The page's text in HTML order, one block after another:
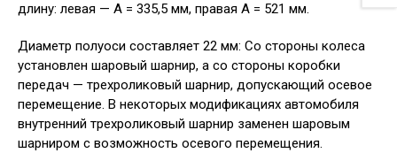
длину: левая — А = 335,5 мм, правая А = 521 мм.
Диаметр полуоси составляет 22 мм: Со стороны колеса
установлен шаровый шарнир, а со стороны коробки
передач — трехроликовый шарнир, допускающий осевое
перемещение. В некоторых модификациях автомобиля
внутренний трехроликовый шарнир заменен шаровым
шарниром с возможность осевого перемещения.